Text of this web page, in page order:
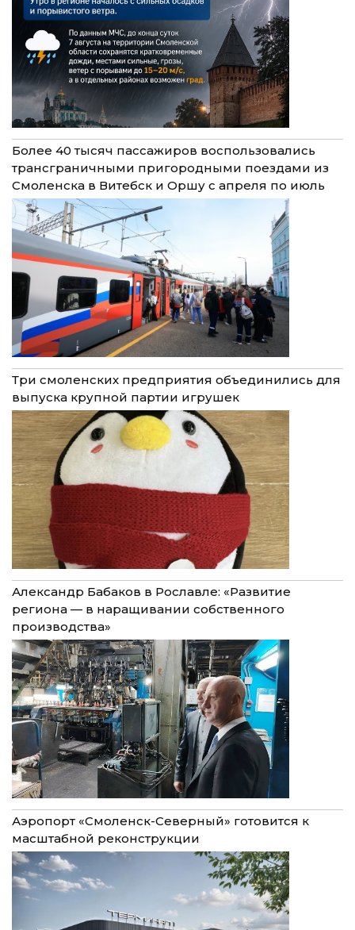
Более 40 тысяч пассажиров воспользовались
трансграничными пригородными поездами из
Смоленска в Витебск и Оршу с апреля по июль
Три смоленских предприятия объединились для
выпуска крупной партии игрушек
Александр Бабаков в Рославле: «Развитие
региона — в наращивании собственного
производства»
Аэропорт «Смоленск-Северный» готовится к
масштабной реконструкции